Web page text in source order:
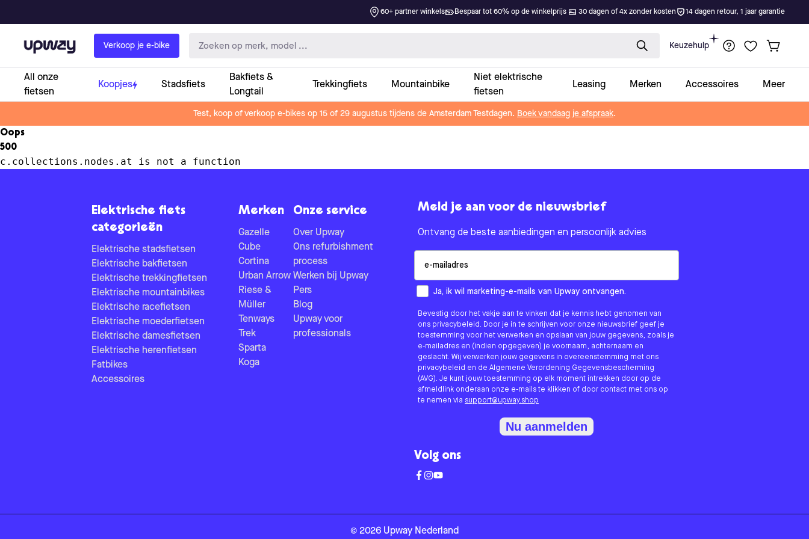
60+ partner winkels Bespaar tot 60% op de winkelprijs 30 dagen of 4x zonder kosten 14 dagen retour, 1 jaar garantie
Upway Verkoop je e-bike Keuzehulp
All onze
fietsen
Koopjes Stadsfiets
Bakfiets &
Longtail
Trekkingfiets Mountainbike
Niet elektrische
fietsen
Leasing Merken Accessoires Meer
Test, koop of verkoop e-bikes op 15 of 29 augustus tijdens de Amsterdam Testdagen. Boek vandaag je afspraak.
Oops
500
c.collections.nodes.at is not a function
Elektrische fiets
categorieën
Elektrische stadsfietsen
Elektrische bakfietsen
Elektrische trekkingfietsen
Elektrische mountainbikes
Elektrische racefietsen
Elektrische moederfietsen
Elektrische damesfietsen
Elektrische herenfietsen
Fatbikes
Accessoires
Merken
Gazelle
Cube
Cortina
Urban Arrow
Riese &
Müller
Tenways
Trek
Sparta
Koga
Onze service
Over Upway
Ons refurbishment
process
Werken bij Upway
Pers
Blog
Upway voor
professionals
Meld je aan voor de nieuwsbrief
Ontvang de beste aanbiedingen en persoonlijk advies
How would you like to hear from us?
Ja, ik wil marketing-e-mails van Upway ontvangen.
Bevestig door het vakje aan te vinken dat je kennis hebt genomen van
ons privacybeleid. Door je in te schrijven voor onze nieuwsbrief geef je
toestemming voor het verwerken en opslaan van jouw gegevens, zoals je
e-mailadres en (indien opgegeven) je voornaam, achternaam en
geslacht. Wij verwerken jouw gegevens in overeenstemming met ons
privacybeleid en de Algemene Verordening Gegevensbescherming
(AVG). Je kunt jouw toestemming op elk moment intrekken door op de
afmeldlink onderaan onze e-mails te klikken of door contact met ons op
te nemen via support@upway.shop
Nu aanmelden
Volg ons
© 2026 Upway Nederland